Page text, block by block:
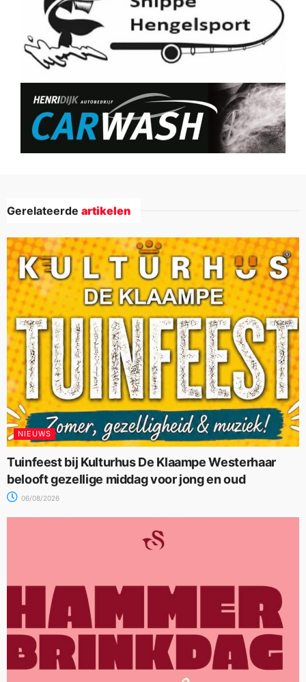
Gerelateerde artikelen
NIEUWS
Tuinfeest bij Kulturhus De Klaampe Westerhaar
belooft gezellige middag voor jong en oud
06/08/2026